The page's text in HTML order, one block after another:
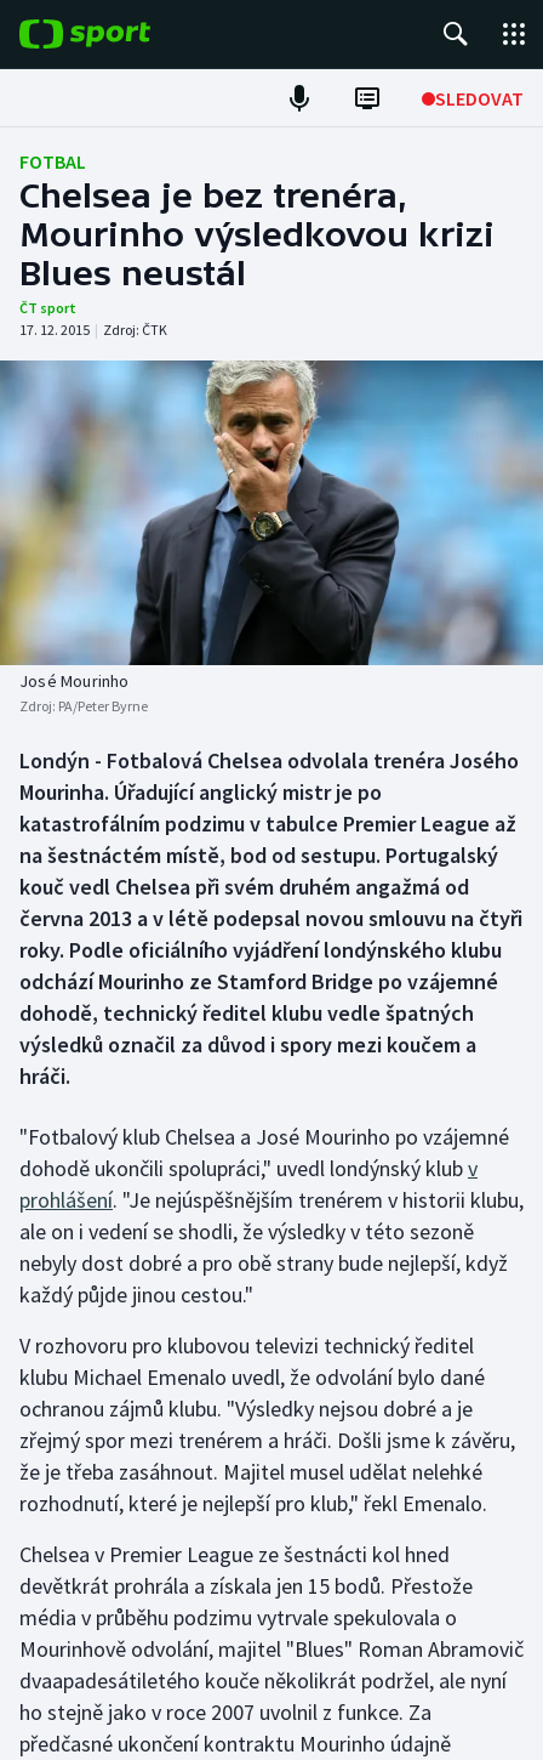
SLEDOVAT
Fotbal
Hokej
Tenis
Atletika
Cyklistika
Americký fotbal
Baseball a softbal
Biatlon
Box
Curling
Dostihy
Florbal
Futsal
Golf
Gymnastika
Házená
Jezdectví
Krasobruslení
Lezení
Lyže a snowboard
Moderní pětiboj
Motorsport
Olympijské hry
Parasport
NEPŘEHLÉDNĚTE
Historické návraty
Aplikace ČT sport
FOTBAL
Chelsea je bez trenéra,
Mourinho výsledkovou krizi
Blues neustál
ČT sport
17. 12. 2015 | Zdroj: ČTK
José Mourinho
Zdroj: PA/Peter Byrne
Londýn - Fotbalová Chelsea odvolala trenéra Josého
Mourinha. Úřadující anglický mistr je po
katastrofálním podzimu v tabulce Premier League až
na šestnáctém místě, bod od sestupu. Portugalský
kouč vedl Chelsea při svém druhém angažmá od
června 2013 a v létě podepsal novou smlouvu na čtyři
roky. Podle oficiálního vyjádření londýnského klubu
odchází Mourinho ze Stamford Bridge po vzájemné
dohodě, technický ředitel klubu vedle špatných
výsledků označil za důvod i spory mezi koučem a
hráči.
"Fotbalový klub Chelsea a José Mourinho po vzájemné
dohodě ukončili spolupráci," uvedl londýnský klubv
prohlášení. "Je nejúspěšnějším trenérem v historii klubu,
ale on i vedení se shodli, že výsledky v této sezoně
nebyly dost dobré a pro obě strany bude nejlepší, když
každý půjde jinou cestou."
V rozhovoru pro klubovou televizi technický ředitel
klubu Michael Emenalo uvedl, že odvolání bylo dané
ochranou zájmů klubu. "Výsledky nejsou dobré a je
zřejmý spor mezi trenérem a hráči. Došli jsme k závěru,
že je třeba zasáhnout. Majitel musel udělat nelehké
rozhodnutí, které je nejlepší pro klub," řekl Emenalo.
Chelsea v Premier League ze šestnácti kol hned
devětkrát prohrála a získala jen 15 bodů. Přestože
média v průběhu podzimu vytrvale spekulovala o
Mourinhově odvolání, majitel "Blues" Roman Abramovič
dvaapadesátiletého kouče několikrát podržel, ale nyní
ho stejně jako v roce 2007 uvolnil z funkce. Za
předčasné ukončení kontraktu Mourinho údajně